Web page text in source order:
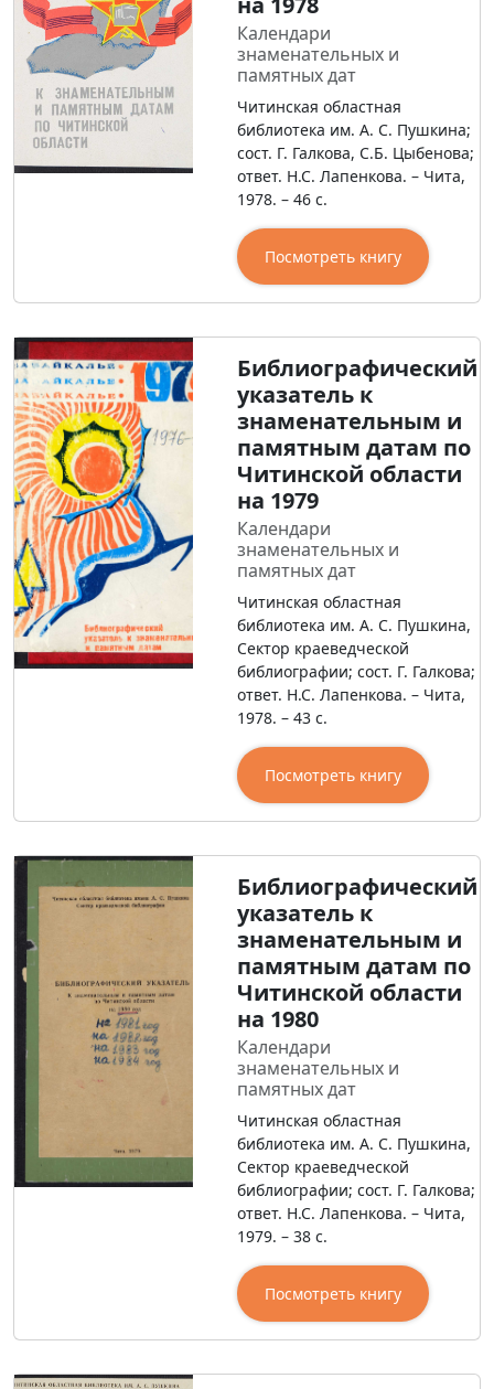
Календари
знаменательных и
памятных дат
Читинская областная
библиотека им. А. С. Пушкина;
сост. Г. Галкова, С.Б. Цыбенова;
ответ. Н.С. Лапенкова. – Чита,
1978. – 46 с.
Посмотреть книгу
Библиографический
указатель к
знаменательным и
памятным датам по
Читинской области
на 1979
Календари
знаменательных и
памятных дат
Читинская областная
библиотека им. А. С. Пушкина,
Сектор краеведческой
библиографии; сост. Г. Галкова;
ответ. Н.С. Лапенкова. – Чита,
1978. – 43 с.
Посмотреть книгу
Библиографический
указатель к
знаменательным и
памятным датам по
Читинской области
на 1980
Календари
знаменательных и
памятных дат
Читинская областная
библиотека им. А. С. Пушкина,
Сектор краеведческой
библиографии; сост. Г. Галкова;
ответ. Н.С. Лапенкова. – Чита,
1979. – 38 с.
Посмотреть книгу